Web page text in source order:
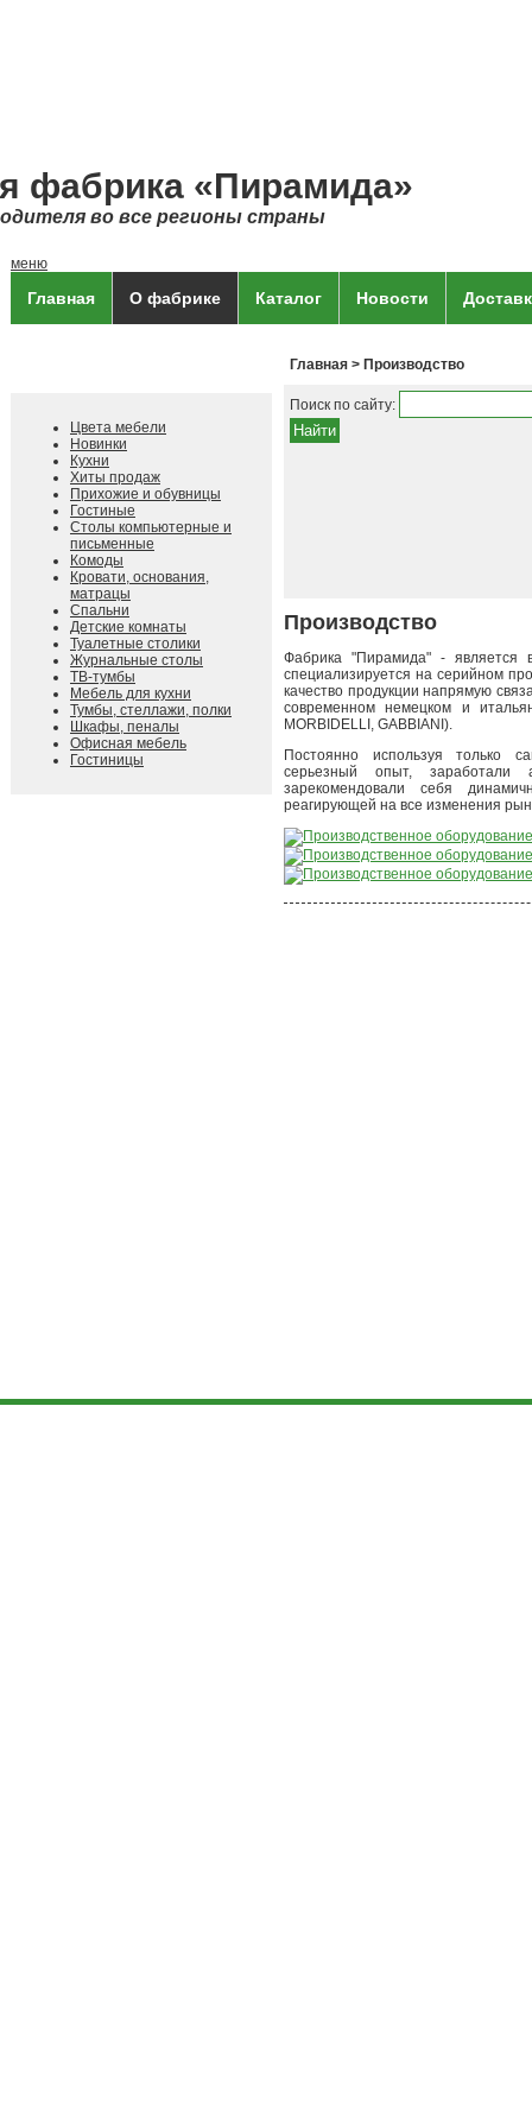
фабрика «Пирамида»
во все регионы страны
меню
Главная О фабрике Каталог Новости
Цвета мебели
Новинки
Кухни
Хиты продаж
Прихожие и обувницы
Гостиные
Столы компьютерные и
письменные
Комоды
Кровати, основания,
матрацы
Спальни
Детские комнаты
Туалетные столики
Журнальные столы
ТВ-тумбы
Мебель для кухни
Тумбы, стеллажи, полки
Шкафы, пеналы
Офисная мебель
Гостиницы
Главная > Производство
Поиск по сайту:
Производство
Фабрика "Пирамида" - является
специализируется на серийном
качество продукции напрямую
современном немецком и
MORBIDELLI, GABBIANI).
Постоянно используя только
серьезный опыт, заработали
зарекомендовали себя
реагирующей на все изменения